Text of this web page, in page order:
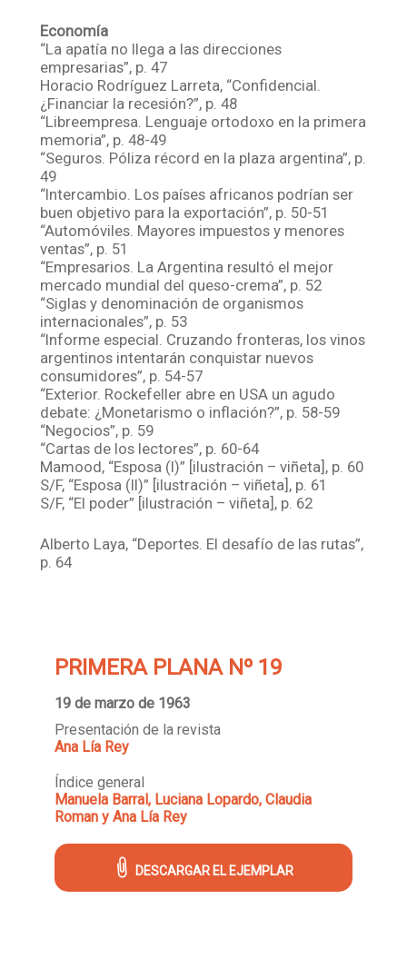
Economía
“La apatía no llega a las direcciones
empresarias”, p. 47
Horacio Rodríguez Larreta, “Confidencial.
¿Financiar la recesión?”, p. 48
“Libreempresa. Lenguaje ortodoxo en la primera
memoria”, p. 48-49
“Seguros. Póliza récord en la plaza argentina”, p.
49
“Intercambio. Los países africanos podrían ser
buen objetivo para la exportación”, p. 50-51
“Automóviles. Mayores impuestos y menores
ventas”, p. 51
“Empresarios. La Argentina resultó el mejor
mercado mundial del queso-crema”, p. 52
“Siglas y denominación de organismos
internacionales”, p. 53
“Informe especial. Cruzando fronteras, los vinos
argentinos intentarán conquistar nuevos
consumidores”, p. 54-57
“Exterior. Rockefeller abre en USA un agudo
debate: ¿Monetarismo o inflación?”, p. 58-59
“Negocios”, p. 59
“Cartas de los lectores”, p. 60-64
Mamood, “Esposa (I)” [ilustración – viñeta], p. 60
S/F, “Esposa (II)” [ilustración – viñeta], p. 61
S/F, “El poder” [ilustración – viñeta], p. 62
Alberto Laya, “Deportes. El desafío de las rutas”,
p. 64
PRIMERA PLANA Nº 19
19 de marzo de 1963
Presentación de la revista
Ana Lía Rey
Índice general
Manuela Barral, Luciana Lopardo, Claudia
Roman y Ana Lía Rey
DESCARGAR EL EJEMPLAR